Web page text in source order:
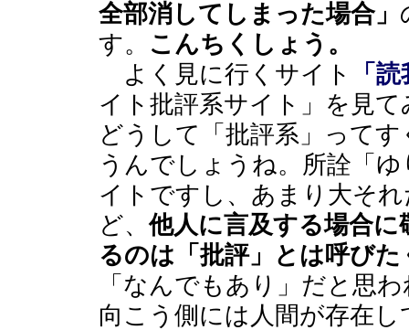
全部消してしまった場合」
す。
こんちくしょう。
よく見に行くサイト
「
イト批評系サイト」を見
どうして「批評系」って
うんでしょうね。所詮「
イトですし、あまり大そ
ど、他人に言及する場合
るのは「批評」とは呼び
「なんでもあり」だと思
向こう側には人間が存在